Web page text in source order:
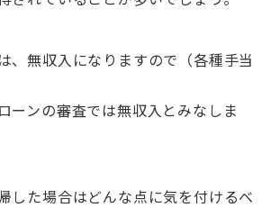
、無収入になりますので（各種手当
ーンの審査では無収入とみなしま
した場合はどんな点に気を付けるべ